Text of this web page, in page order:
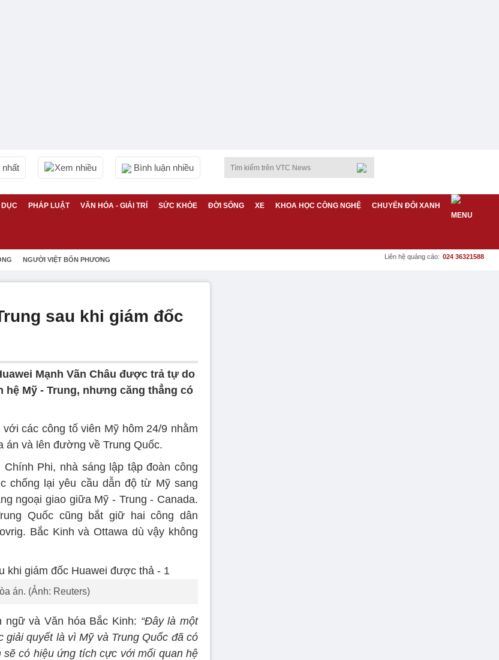
Xem nhiều Bình luận nhiều
PHÁP LUẬT VĂN HÓA - GIẢI TRÍ SỨC KHỎE ĐỜI SỐNG XE KHOA HỌC CÔNG NGHỆ CHUYỂN ĐỔI XANH
NGƯỜI VIỆT BỐN PHƯƠNG Liên hệ quảng cáo: 024 36321588
sau khi giám đốc
Mạnh Vãn Châu được trả tự do
Mỹ - Trung, nhưng căng thẳng có
các công tố viên Mỹ hôm 24/9 nhằm
án và lên đường về Trung Quốc.
Phi, nhà sáng lập tập đoàn công
chống lại yêu cầu dẫn độ từ Mỹ sang
ngoại giao giữa Mỹ - Trung - Canada.
Quốc cũng bắt giữ hai công dân
Bắc Kinh và Ottawa dù vậy không
án. (Ảnh: Reuters)
và Văn hóa Bắc Kinh: “Đây là một
quyết là vì Mỹ và Trung Quốc đã có
có hiệu ứng tích cực với mối quan hệ